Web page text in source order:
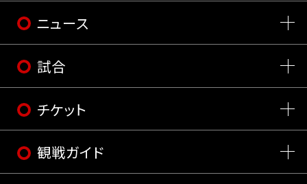
ニュース
試合
チケット
観戦ガイド